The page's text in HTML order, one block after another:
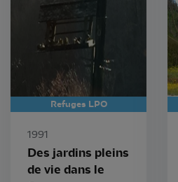
Refuges LPO
1991
Des jardins pleins
de vie dans le